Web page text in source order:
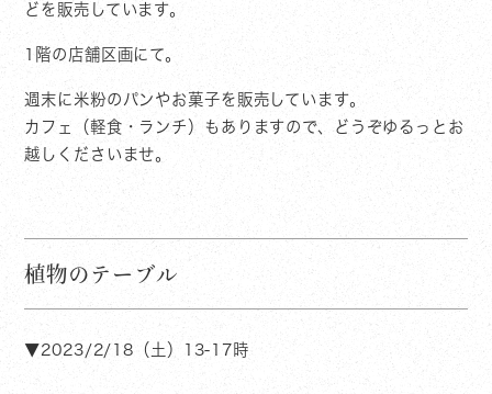
どを販売しています。
1階の店舗区画にて。
週末に米粉のパンやお菓子を販売しています。
カフェ（軽食・ランチ）もありますので、どうぞゆるっとお
越しくださいませ。
植物のテーブル
▼2023/2/18（土）13-17時